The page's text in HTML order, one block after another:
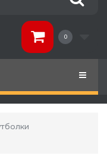
0